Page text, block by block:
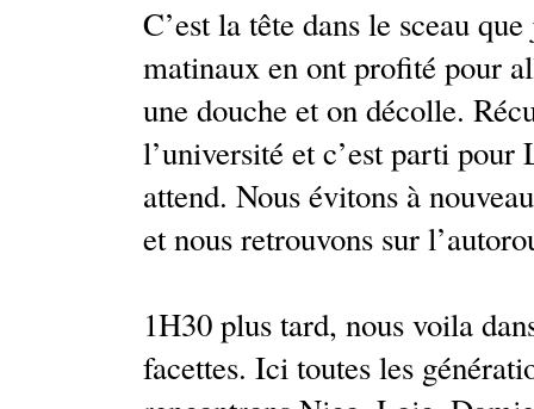
C’est la tête dans le sceau
matinaux en ont profité pour
une douche et on décolle.
l’université et c’est parti pour
attend. Nous évitons à
et nous retrouvons sur
1H30 plus tard, nous voila
facettes. Ici toutes les